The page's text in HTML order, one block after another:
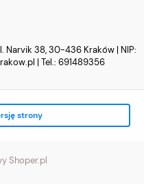
Narvik 38, 30-436 Kraków | NIP:
| Tel.: 691489356
strony
Shoper.pl